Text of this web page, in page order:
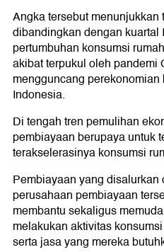
Angka tersebut menunjukkan
dibandingkan dengan kuartal
pertumbuhan konsumsi
akibat terpukul oleh pandemi
mengguncang
Indonesia.
Di tengah tren pemulihan
pembiayaan berupaya untuk
terakselerasinya konsumsi
Pembiayaan yang
perusahaan pembiayaan
membantu sekaligus
melakukan aktivitas
serta jasa yang mereka